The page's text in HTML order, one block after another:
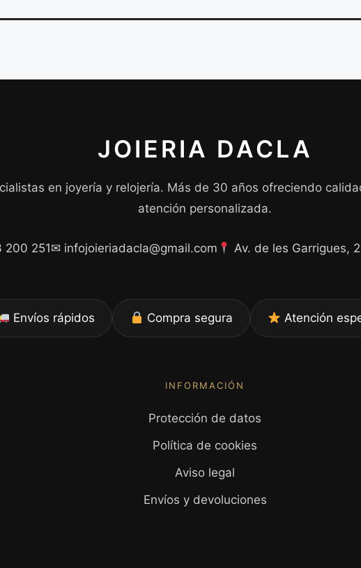
JOIERIA DACLA
en joyería y relojería. Más de 30 años ofreciendo
atención personalizada.
200 251✉ infojoieriadacla@gmail.com Av. de les Garrigues,
Envíos rápidos Compra segura Atención
INFORMACIÓN
Protección de datos
Política de cookies
Aviso legal
Envíos y devoluciones